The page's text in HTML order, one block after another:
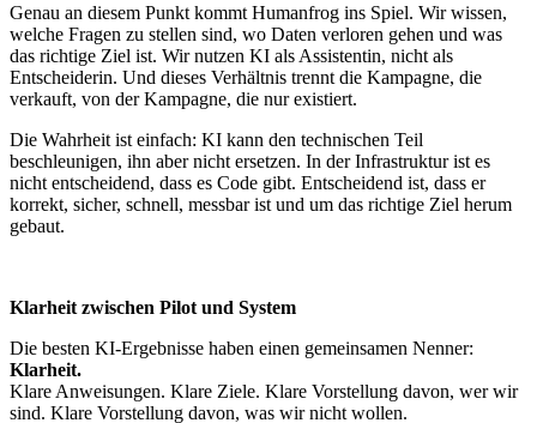
Genau an diesem Punkt kommt Humanfrog ins Spiel. Wir wissen,
welche Fragen zu stellen sind, wo Daten verloren gehen und was
das richtige Ziel ist. Wir nutzen KI als Assistentin, nicht als
Entscheiderin. Und dieses Verhältnis trennt die Kampagne, die
verkauft, von der Kampagne, die nur existiert.
Die Wahrheit ist einfach: KI kann den technischen Teil
beschleunigen, ihn aber nicht ersetzen. In der Infrastruktur ist es
nicht entscheidend, dass es Code gibt. Entscheidend ist, dass er
korrekt, sicher, schnell, messbar ist und um das richtige Ziel herum
gebaut.
Klarheit zwischen Pilot und System
Die besten KI‑Ergebnisse haben einen gemeinsamen Nenner:
Klarheit.
Klare Anweisungen. Klare Ziele. Klare Vorstellung davon, wer wir
sind. Klare Vorstellung davon, was wir nicht wollen.